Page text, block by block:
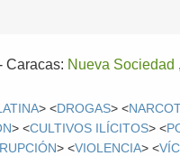
Caracas: Nueva Sociedad
> <DROGAS> <
> <CULTIVOS ILÍCITOS> <
> <VIOLENCIA> <